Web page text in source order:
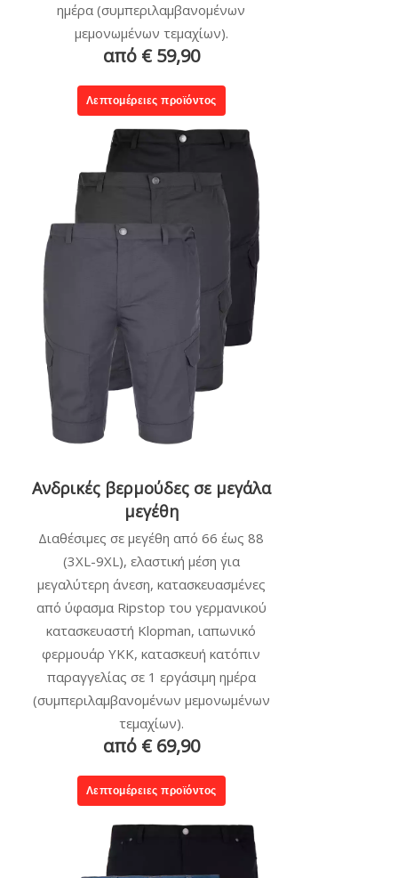
ημέρα (συμπεριλαμβανομένων
μεμονωμένων τεμαχίων).
από € 59,90
Λεπτομέρειες προϊόντος
Ανδρικές βερμούδες σε μεγάλα
μεγέθη
Διαθέσιμες σε μεγέθη από 66 έως 88
(3XL-9XL), ελαστική μέση για
μεγαλύτερη άνεση, κατασκευασμένες
από ύφασμα Ripstop του γερμανικού
κατασκευαστή Klopman, ιαπωνικό
φερμουάρ YKK, κατασκευή κατόπιν
παραγγελίας σε 1 εργάσιμη ημέρα
(συμπεριλαμβανομένων μεμονωμένων
τεμαχίων).
από € 69,90
Λεπτομέρειες προϊόντος